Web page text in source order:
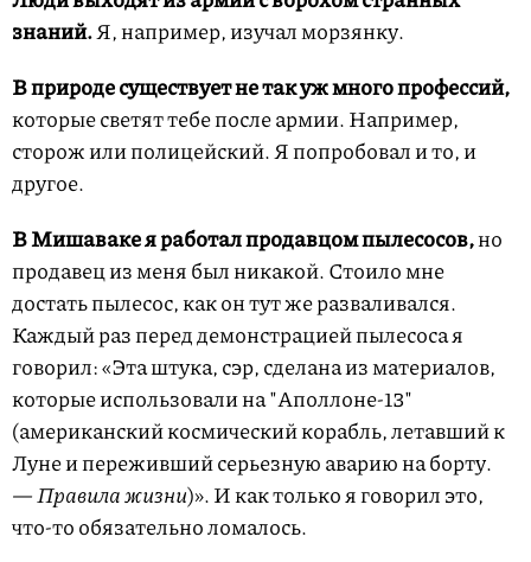
знаний.Я, например, изучал морзянку.
В природе существует не так уж много профессий,
которые светят тебе после армии. Например,
сторож или полицейский. Я попробовал и то, и
другое.
В Мишаваке я работал продавцом пылесосов,но
продавец из меня был никакой. Стоило мне
достать пылесос, как он тут же разваливался.
Каждый раз перед демонстрацией пылесоса я
говорил: «Эта штука, сэр, сделана из материалов,
которые использовали на "Аполлоне-13"
(американский космический корабль, летавший к
Луне и переживший серьезную аварию на борту.
— Правила жизни)». И как только я говорил это,
что-то обязательно ломалось.